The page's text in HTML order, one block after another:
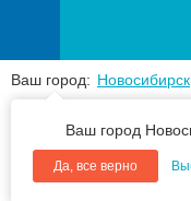
Ваш город: Новосибирск
Ваш город
Да, все верно
+7(383) 213 79